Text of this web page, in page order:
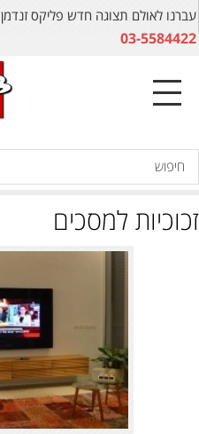
עברנו לאולם תצוגה חדש פליקס זנדמן 10 חולון
03-5584422
זכוכיות למסכים